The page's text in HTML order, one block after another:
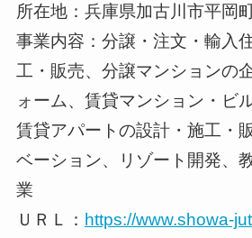
所在地：兵庫県加古川市平岡
事業内容：分譲・注文・輸入
工・販売、分譲マンションの
ォーム、賃貸マンション・ビ
賃貸アパートの設計・施工・
ベーション、リゾート開発、
業
ＵＲＬ： https://www.showa-